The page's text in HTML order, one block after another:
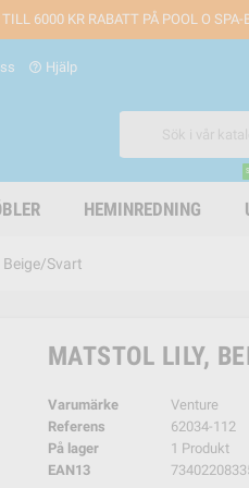
TILL 6000 KR RABATT PÅ POOL O
help_outline Hjälp
HEMINREDNING
Svart
MATSTOL LILY,
Varumärke
Venture
Referens
62034-112
På lager
1 Produkt
EAN13